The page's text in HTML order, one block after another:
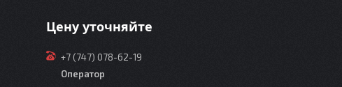
Цену уточняйте
+7 (747) 078-62-19
Оператор